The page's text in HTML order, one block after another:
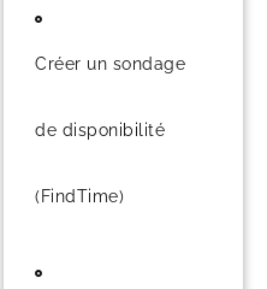
Créer un sondage
de disponibilité
(FindTime)